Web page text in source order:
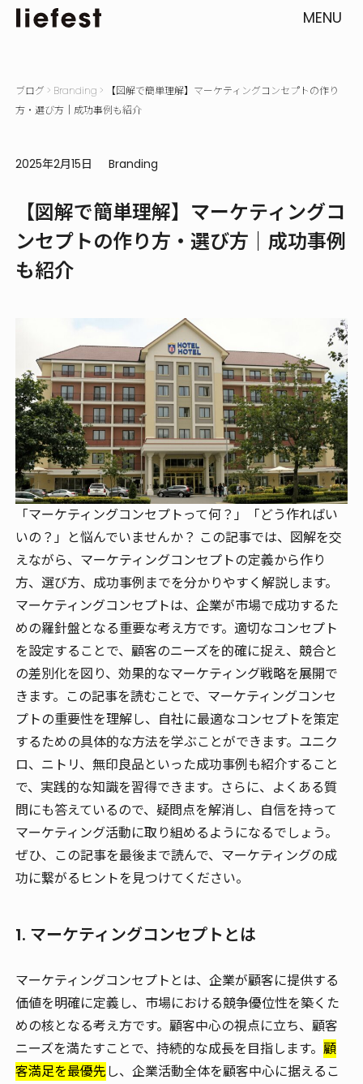
MENU
ブログ > Branding >
【図解で簡単理解】マーケティングコンセプトの作り
方・選び方｜成功事例も紹介
2025年2月15日 Branding
【図解で簡単理解】マーケティングコ
ンセプトの作り方・選び方｜成功事例
も紹介
「マーケティングコンセプトって何？」「どう作ればい
いの？」と悩んでいませんか？ この記事では、図解を交
えながら、マーケティングコンセプトの定義から作り
方、選び方、成功事例までを分かりやすく解説します。
マーケティングコンセプトは、企業が市場で成功するた
めの羅針盤となる重要な考え方です。適切なコンセプト
を設定することで、顧客のニーズを的確に捉え、競合と
の差別化を図り、効果的なマーケティング戦略を展開で
きます。この記事を読むことで、マーケティングコンセ
プトの重要性を理解し、自社に最適なコンセプトを策定
するための具体的な方法を学ぶことができます。ユニク
ロ、ニトリ、無印良品といった成功事例も紹介すること
で、実践的な知識を習得できます。さらに、よくある質
問にも答えているので、疑問点を解消し、自信を持って
マーケティング活動に取り組めるようになるでしょう。
ぜひ、この記事を最後まで読んで、マーケティングの成
功に繋がるヒントを見つけてください。
1. マーケティングコンセプトとは
マーケティングコンセプトとは、企業が顧客に提供する
価値を明確に定義し、市場における競争優位性を築くた
めの核となる考え方です。顧客中心の視点に立ち、顧客
ニーズを満たすことで、持続的な成長を目指します。 顧
客満足を最優先し、企業活動全体を顧客中心に据えるこ